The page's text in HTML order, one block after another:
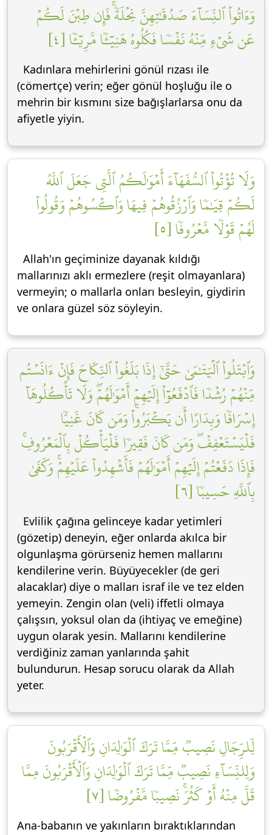
وَءَاتُواْ ٱلنِّسَآءَ صَدُقَٰتِهِنَّ نِحۡلَةٗۚ فَإِن طِبۡنَ لَكُمۡ
عَن شَيۡءٖ مِّنۡهُ نَفۡسٗا فَكُلُوهُ هَنِيٓـٔٗا مَّرِيٓـٔٗا [٤]
Kadınlara mehirlerini gönül rızası ile
(cömertçe) verin; eğer gönül hoşluğu ile o
mehrin bir kısmını size bağışlarlarsa onu da
afiyetle yiyin.
وَلَا تُؤۡتُواْ ٱلسُّفَهَآءَ أَمۡوَٰلَكُمُ ٱلَّتِي جَعَلَ ٱللَّهُ
لَكُمۡ قِيَٰمٗا وَٱرۡزُقُوهُمۡ فِيهَا وَٱكۡسُوهُمۡ وَقُولُواْ
لَهُمۡ قَوۡلٗا مَّعۡرُوفٗا [٥]
Allah'ın geçiminize dayanak kıldığı
mallarınızı aklı ermezlere (reşit olmayanlara)
vermeyin; o mallarla onları besleyin, giydirin
ve onlara güzel söz söyleyin.
وَٱبۡتَلُواْ ٱلۡيَتَٰمَىٰ حَتَّىٰٓ إِذَا بَلَغُواْ ٱلنِّكَاحَ فَإِنۡ ءَانَسۡتُم
مِّنۡهُمۡ رُشۡدٗا فَٱدۡفَعُوٓاْ إِلَيۡهِمۡ أَمۡوَٰلَهُمۡۖ وَلَا تَأۡكُلُوهَآ
إِسۡرَافٗا وَبِدَارًا أَن يَكۡبَرُواْۚ وَمَن كَانَ غَنِيّٗا
فَلۡيَسۡتَعۡفِفۡۖ وَمَن كَانَ فَقِيرٗا فَلۡيَأۡكُلۡ بِٱلۡمَعۡرُوفِۚ
فَإِذَا دَفَعۡتُمۡ إِلَيۡهِمۡ أَمۡوَٰلَهُمۡ فَأَشۡهِدُواْ عَلَيۡهِمۡۚ وَكَفَىٰ
بِٱللَّهِ حَسِيبٗا [٦]
Evlilik çağına gelinceye kadar yetimleri
(gözetip) deneyin, eğer onlarda akılca bir
olgunlaşma görürseniz hemen mallarını
kendilerine verin. Büyüyecekler (de geri
alacaklar) diye o malları israf ile ve tez elden
yemeyin. Zengin olan (veli) iffetli olmaya
çalışsın, yoksul olan da (ihtiyaç ve emeğine)
uygun olarak yesin. Mallarını kendilerine
verdiğiniz zaman yanlarında şahit
bulundurun. Hesap sorucu olarak da Allah
yeter.
لِّلرِّجَالِ نَصِيبٞ مِّمَّا تَرَكَ ٱلۡوَٰلِدَانِ وَٱلۡأَقۡرَبُونَ
وَلِلنِّسَآءِ نَصِيبٞ مِّمَّا تَرَكَ ٱلۡوَٰلِدَانِ وَٱلۡأَقۡرَبُونَ مِمَّا
قَلَّ مِنۡهُ أَوۡ كَثُرَۚ نَصِيبٗا مَّفۡرُوضٗا [٧]
Ana-babanın ve yakınların bıraktıklarından